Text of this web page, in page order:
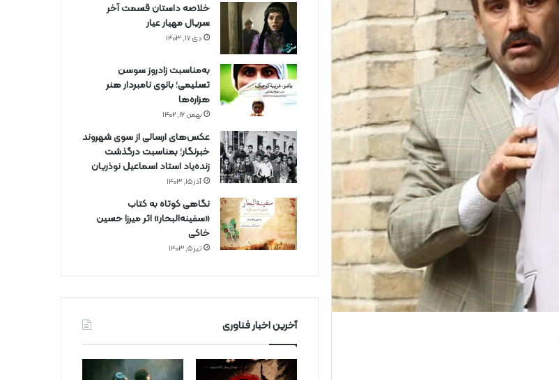
خلاصه داستان قسمت آخر
سریال مهیار عیار
دی ۱۷, ۱۴۰۳
به‌مناسبت زادروز سوسن
تسلیمی؛ بانوی نامبردار هنر
هزاره‌ها
بهمن ۱۶, ۱۴۰۲
عکس‌های ارسالی از سوی شهروند
خبرنگار؛ بمناسبت درگذشت
زنده‌یاد استاد اسماعیل نوذریان
آذر ۱۵, ۱۴۰۳
نگاهی کوتاه به کتاب
«سفینه‌البحار» اثر میرزا حسین
خاکی
تیر ۵, ۱۴۰۳
آخرین اخبار فناوری